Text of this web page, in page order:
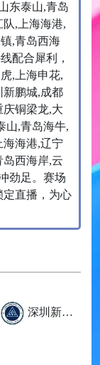
东泰山,青岛
,上海海港,
,青岛西海
配合犀利，
,上海申花,
新鹏城,成都
铜梁龙,大
山,青岛海牛,
海海港,辽宁
西海岸,云
劲足。赛场
定直播，为心
深圳新鹏城